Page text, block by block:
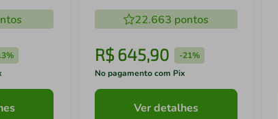
22.663 pontos
R$645,90 -21%
No pagamento com Pix
Ver detalhes